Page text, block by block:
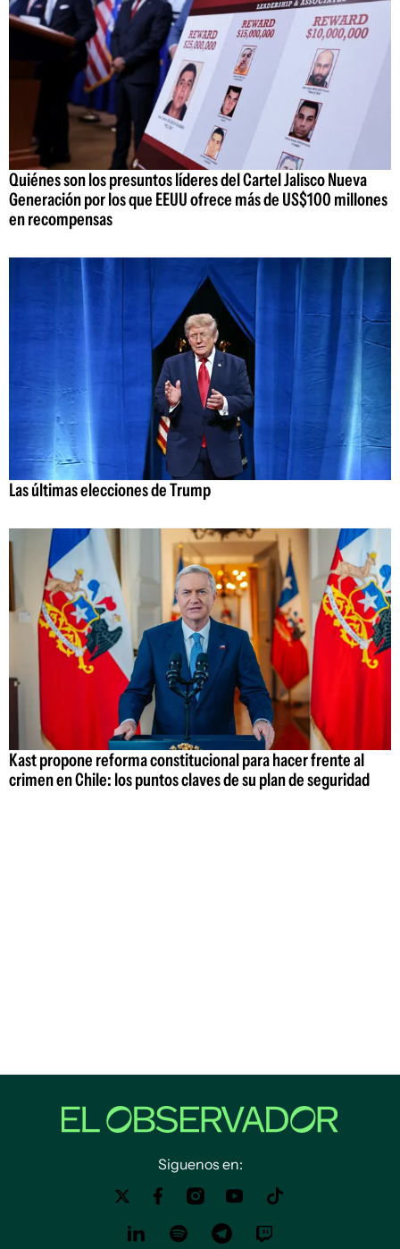
Quiénes son los presuntos líderes del Cartel Jalisco Nueva
Generación por los que EEUU ofrece más de US$100 millones
en recompensas
Las últimas elecciones de Trump
Kast propone reforma constitucional para hacer frente al
crimen en Chile: los puntos claves de su plan de seguridad
Siguenos en: